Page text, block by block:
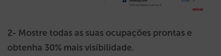
2- Mostre todas as suas ocupações prontas e
obtenha 30% mais visibilidade.